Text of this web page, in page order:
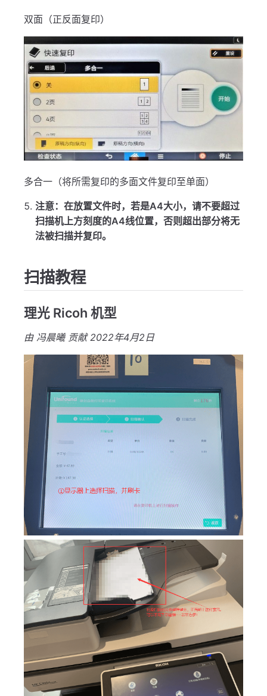
双面（正反面复印）
多合一（将所需复印的多面文件复印至单面）
注意：在放置文件时，若是A4大小，请不要超过
扫描机上方刻度的A4线位置，否则超出部分将无
法被扫描并复印。
扫描教程
理光 Ricoh 机型
由 冯晨曦 贡献 2022年4月2日